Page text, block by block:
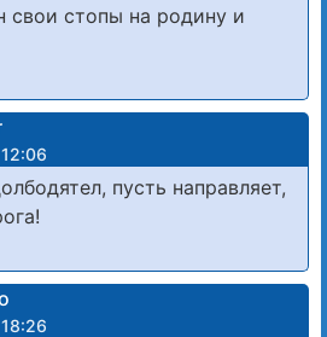
свои стопы на родину и
пусть направляет,